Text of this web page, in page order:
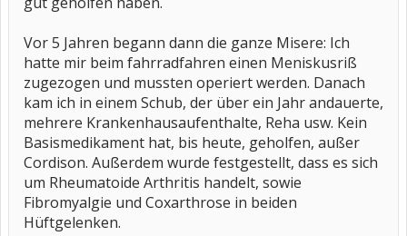
Vor 5 Jahren begann dann die ganze Misere: Ich
hatte mir beim fahrradfahren einen Meniskusriß
zugezogen und mussten operiert werden. Danach
kam ich in einem Schub, der über ein Jahr andauerte,
mehrere Krankenhausaufenthalte, Reha usw. Kein
Basismedikament hat, bis heute, geholfen, außer
Cordison. Außerdem wurde festgestellt, dass es sich
um Rheumatoide Arthritis handelt, sowie
Fibromyalgie und Coxarthrose in beiden
Hüftgelenken.